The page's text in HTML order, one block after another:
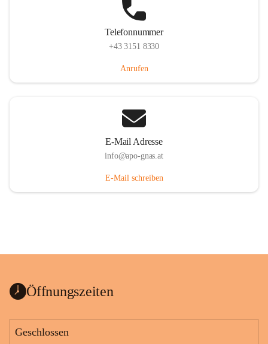
Telefonnummer
+43 3151 8330
Anrufen
E-Mail Adresse
info@apo-gnas.at
E-Mail schreiben
Öffnungszeiten
Geschlossen